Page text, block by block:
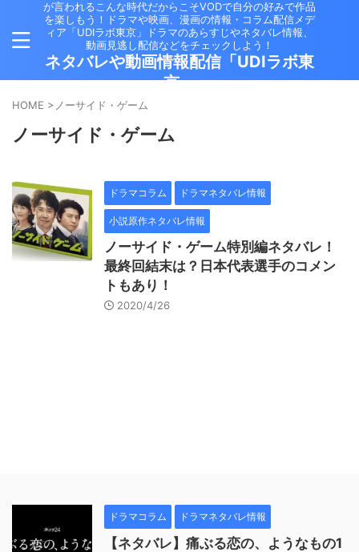
が言われるこんな時代だからこそVODで自分の好みで作品
を楽しもう！ドラマや映画、漫画の情報・コラム配信メデ
ィア「UDIラボ東京」ドラマのあらすじやネタバレ情報、
動画見逃し配信などをチェックしよう！
ネタバレや動画情報配信「UDIラボ東
京」
HOME > ノーサイド・ゲーム
ノーサイド・ゲーム
ドラマコラム ドラマネタバレ情報
小説原作ネタバレ情報
ノーサイド・ゲーム特別編ネタバレ！
最終回結末は？日本代表選手のコメン
トもあり！
2020/4/26
ドラマコラム ドラマネタバレ情報
【ネタバレ】痛ぶる恋の、ようなもの1